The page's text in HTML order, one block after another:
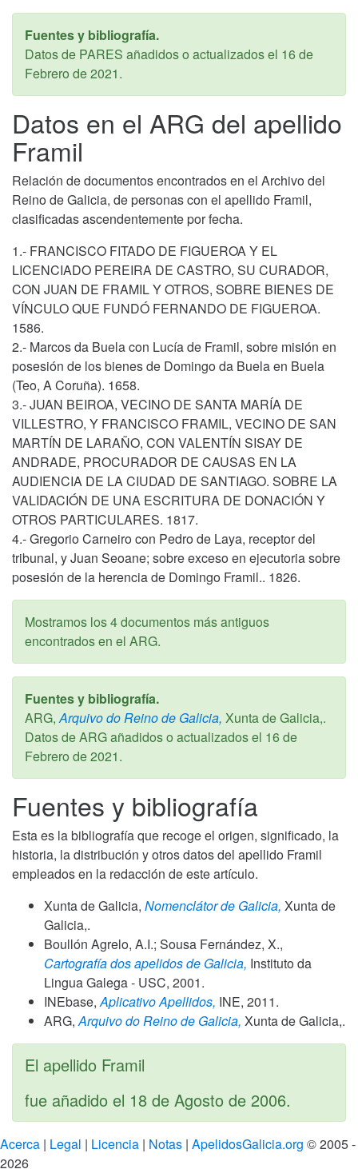
Fuentes y bibliografía.
Datos de PARES añadidos o actualizados el 16 de
Febrero de 2021.
Datos en el ARG del apellido
Framil
Relación de documentos encontrados en el Archivo del
Reino de Galicia, de personas con el apellido Framil,
clasificadas ascendentemente por fecha.
1.- FRANCISCO FITADO DE FIGUEROA Y EL
LICENCIADO PEREIRA DE CASTRO, SU CURADOR,
CON JUAN DE FRAMIL Y OTROS, SOBRE BIENES DE
VÍNCULO QUE FUNDÓ FERNANDO DE FIGUEROA.
1586.
2.- Marcos da Buela con Lucía de Framil, sobre misión en
posesión de los bienes de Domingo da Buela en Buela
(Teo, A Coruña). 1658.
3.- JUAN BEIROA, VECINO DE SANTA MARÍA DE
VILLESTRO, Y FRANCISCO FRAMIL, VECINO DE SAN
MARTÍN DE LARAÑO, CON VALENTÍN SISAY DE
ANDRADE, PROCURADOR DE CAUSAS EN LA
AUDIENCIA DE LA CIUDAD DE SANTIAGO. SOBRE LA
VALIDACIÓN DE UNA ESCRITURA DE DONACIÓN Y
OTROS PARTICULARES. 1817.
4.- Gregorio Carneiro con Pedro de Laya, receptor del
tribunal, y Juan Seoane; sobre exceso en ejecutoria sobre
posesión de la herencia de Domingo Framil.. 1826.
Mostramos los 4 documentos más antiguos
encontrados en el ARG.
Fuentes y bibliografía.
ARG, Arquivo do Reino de Galicia, Xunta de Galicia,.
Datos de ARG añadidos o actualizados el 16 de
Febrero de 2021.
Fuentes y bibliografía
Esta es la bibliografía que recoge el origen, significado, la
historia, la distribución y otros datos del apellido Framil
empleados en la redacción de este artículo.
Xunta de Galicia, Nomenclátor de Galicia, Xunta de
Galicia,.
Boullón Agrelo, A.I.; Sousa Fernández, X.,
Cartografía dos apelidos de Galicia, Instituto da
Lingua Galega - USC, 2001.
INEbase, Aplicativo Apellidos, INE, 2011.
ARG, Arquivo do Reino de Galicia, Xunta de Galicia,.
El apellido Framil
fue añadido el 18 de Agosto de 2006.
Acerca | Legal | Licencia | Notas | ApelidosGalicia.org © 2005 -
2026